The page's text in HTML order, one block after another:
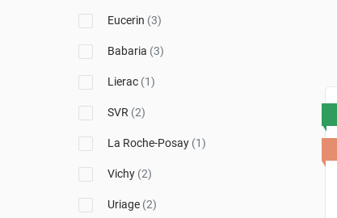
Eucerin (3)
Babaria (3)
Lierac (1)
SVR (2)
La Roche-Posay (1)
Vichy (2)
Uriage (2)